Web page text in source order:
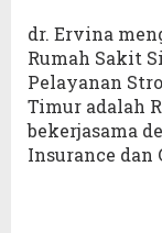
dr. Ervina
Rumah Sakit
Pelayanan
Timur adalah
bekerjasama
Insurance dan